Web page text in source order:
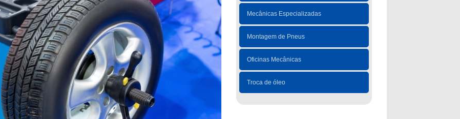
Mecânicas Especializadas
Montagem de Pneus
Oficinas Mecânicas
Troca de óleo